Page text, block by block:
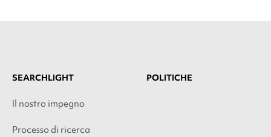
SEARCHLIGHT
Il nostro impegno
Processo di ricerca
POLITICHE